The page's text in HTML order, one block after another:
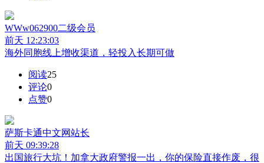
WWw062900二级会员
前天 12:23:03
海外同胞线上增收渠道，轻投入长期可做
阅读25
评论0
点赞0
萨斯卡通中文网站长
前天 09:39:28
出国旅行大坑！加拿大政府警报一出，你的保险直接作废，很